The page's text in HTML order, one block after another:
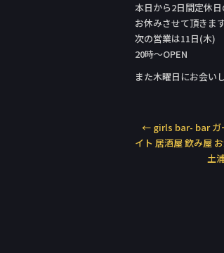
本日から2日間定休
お休みさせて頂きま
次の営業は11日(木)
20時〜OPEN
また木曜日にお会
← girls bar- bar ガ
イト 居酒屋 飲み屋
土